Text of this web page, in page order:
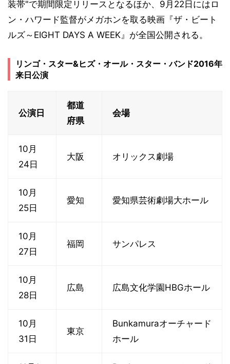
装帯"で期間限定リリースとなるほか、9月22日にはロ
ン・ハワード監督がメガホンを取る映画『ザ・ビート
ルズ～EIGHT DAYS A WEEK』が全国公開される。
リンゴ・スター&ヒズ・オール・スター・バンド2016年
来日公演
公演日
都道
府県
会場
10月
24日
大阪 オリックス劇場
10月
25日
愛知 愛知県芸術劇場大ホール
10月
27日
福岡 サンパレス
10月
28日
広島 広島文化学園HBGホール
10月
31日
東京
Bunkamuraオーチャード
ホール